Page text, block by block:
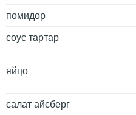
помидор
соус тартар
яйцо
салат айсберг